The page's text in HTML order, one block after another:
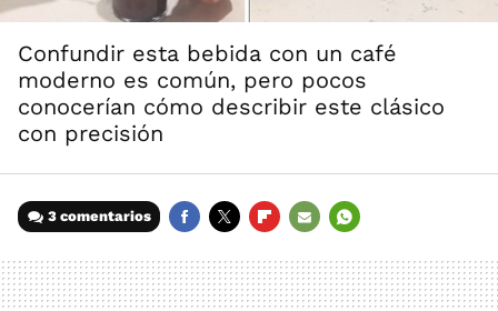
Confundir esta bebida con un café
moderno es común, pero pocos
conocerían cómo describir este clásico
con precisión
3 comentarios
MAIL